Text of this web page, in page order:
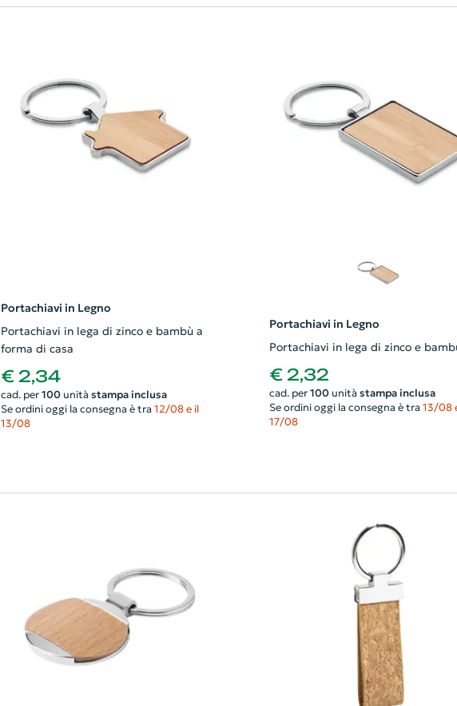
Portachiavi in Legno
Portachiavi in lega di zinco e bambù a
forma di casa
€ 2,34
cad. per 100unità stampa inclusa
Se ordini oggi la consegna è tra 12/08 e il
13/08
Portachiavi in Legno
Portachiavi in lega di zinco e
€ 2,32
cad. per 100unità stampa inclusa
Se ordini oggi la consegna è tra 13/08
17/08